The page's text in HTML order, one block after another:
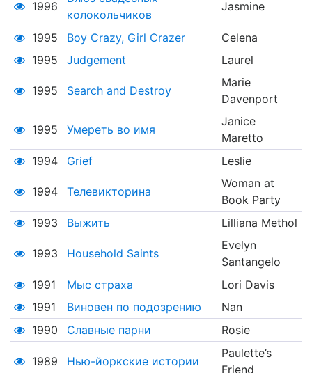
1996
колокольчиков
Jasmine
1995 Boy Crazy, Girl Crazer
Celena
1995
Judgement Laurel
1995 Search and Destroy
Marie
Davenport
1995 Умереть во имя
Janice
Maretto
1994
Grief Leslie
1994 Телевикторина
Woman at
Book Party
1993
Выжить Lilliana Methol
1993 Household Saints
Evelyn
Santangelo
1991
Мыс страха
Lori Davis
1991
Виновен по подозрению
Nan
1990
Славные парни Rosie
1989 Нью-йоркские истории
Paulette’s
Friend